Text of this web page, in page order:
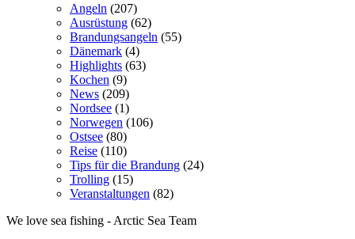
Angeln (207)
Ausrüstung (62)
Brandungsangeln (55)
Dänemark (4)
Highlights (63)
Kochen (9)
News (209)
Nordsee (1)
Norwegen (106)
Ostsee (80)
Reise (110)
Tips für die Brandung (24)
Trolling (15)
Veranstaltungen (82)
We love sea fishing - Arctic Sea Team